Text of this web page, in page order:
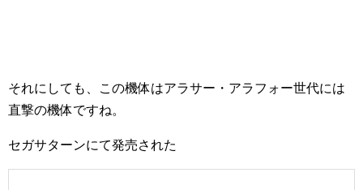
それにしても、この機体はアラサー・アラフォー世代には
直撃の機体ですね。
セガサターンにて発売された